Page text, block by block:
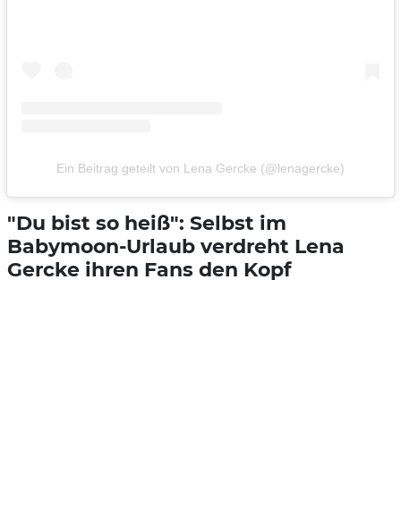
Ein Beitrag geteilt von Lena Gercke (@lenagercke)
"Du bist so heiß": Selbst im
Babymoon-Urlaub verdreht Lena
Gercke ihren Fans den Kopf